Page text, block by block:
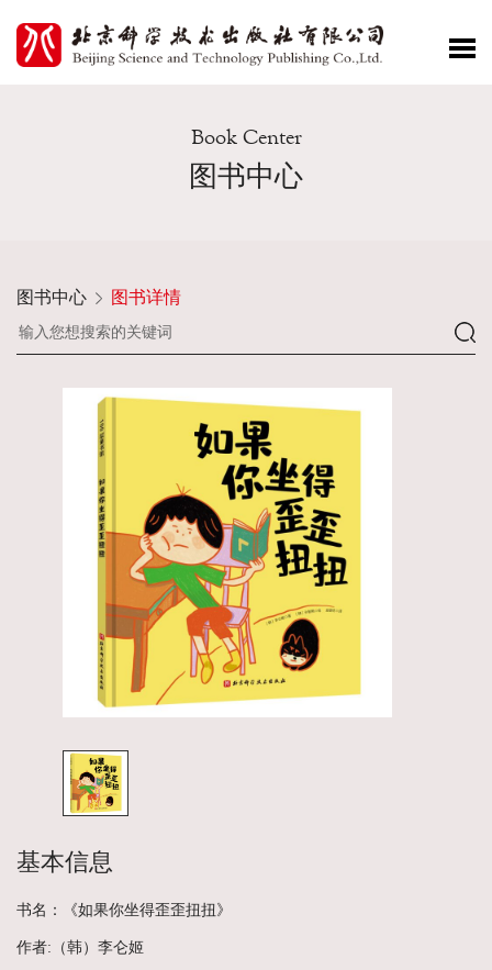
Book Center
图书中心
图书中心 图书详情
基本信息
书名：《如果你坐得歪歪扭扭》
作者:（韩）李仑姬